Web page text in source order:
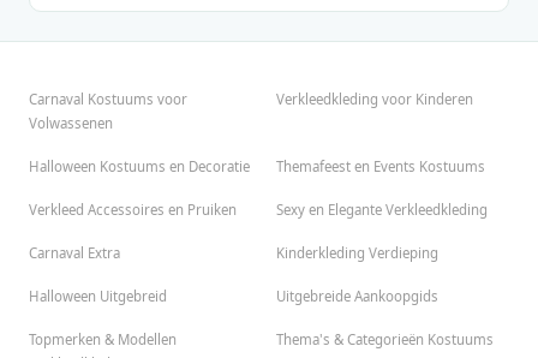
Carnaval Kostuums voor
Volwassenen
Verkleedkleding voor Kinderen
Halloween Kostuums en Decoratie Themafeest en Events Kostuums
Verkleed Accessoires en Pruiken Sexy en Elegante Verkleedkleding
Carnaval Extra Kinderkleding Verdieping
Halloween Uitgebreid Uitgebreide Aankoopgids
Topmerken & Modellen
Thema's & Categorieën Kostuums